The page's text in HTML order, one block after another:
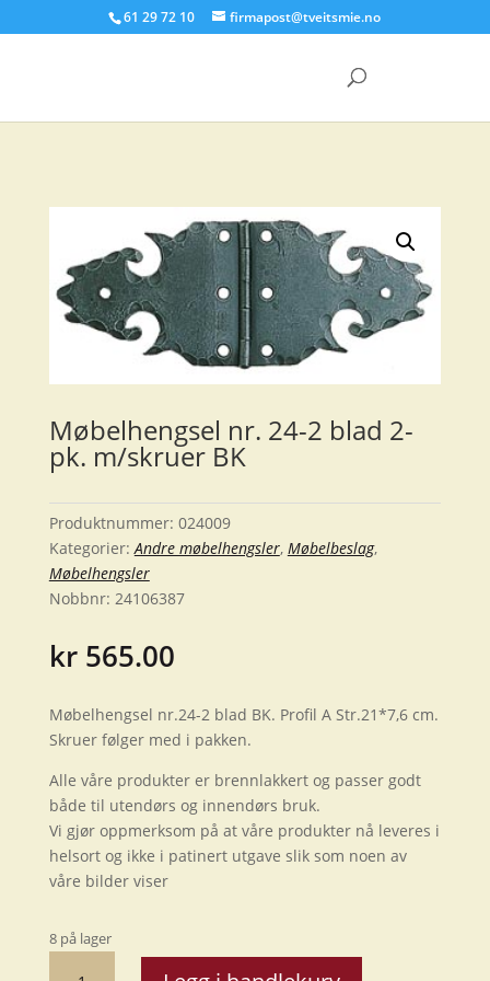
61 29 72 10 firmapost@tveitsmie.no
Møbelhengsel nr. 24-2 blad 2-
pk. m/skruer BK
Produktnummer: 024009
Kategorier:Andre møbelhengsler, Møbelbeslag,
Møbelhengsler
Nobbnr: 24106387
kr565.00
Møbelhengsel nr.24-2 blad BK. Profil A Str.21*7,6 cm.
Skruer følger med i pakken.
Alle våre produkter er brennlakkert og passer godt
både til utendørs og innendørs bruk.
Vi gjør oppmerksom på at våre produkter nå leveres i
helsort og ikke i patinert utgave slik som noen av
våre bilder viser
8 på lager
Møbelhengsel